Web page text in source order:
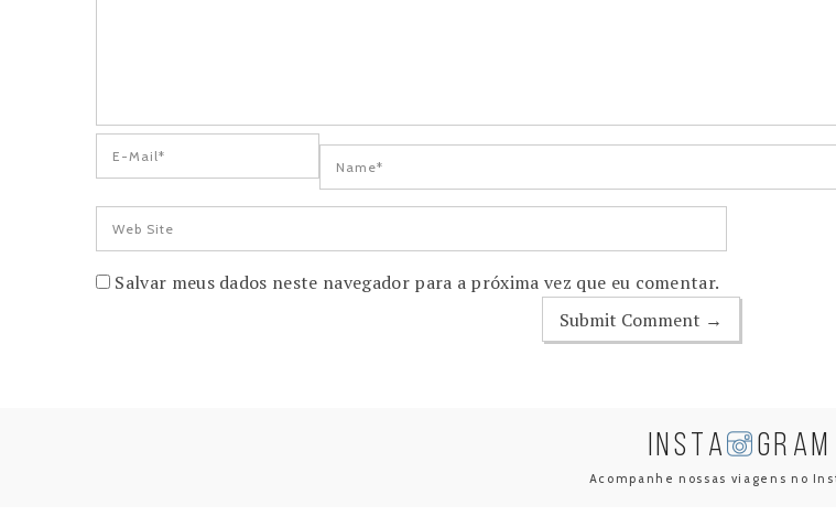
Salvar meus dados neste navegador para a próxima vez que eu comentar.
INSTA GRAM
Acompanhe nossas viagens no